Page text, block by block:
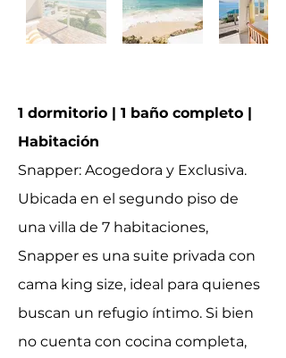
1 dormitorio | 1 baño completo |
Habitación
Snapper: Acogedora y Exclusiva.
Ubicada en el segundo piso de
una villa de 7 habitaciones,
Snapper es una suite privada con
cama king size, ideal para quienes
buscan un refugio íntimo. Si bien
no cuenta con cocina completa,